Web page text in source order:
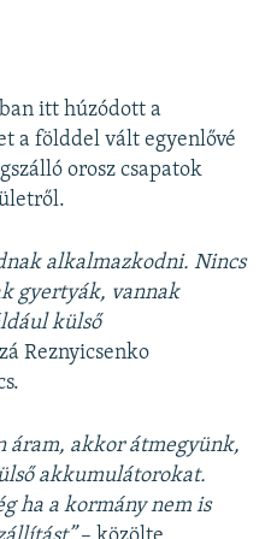
itt húzódott a
a földdel vált egyenlővé
orosz csapatok
alkalmazkodni. Nincs
gyertyák, vannak
külső
Reznyicsenko
áram, akkor átmegyünk,
akkumulátorokat.
ha a kormány nem is